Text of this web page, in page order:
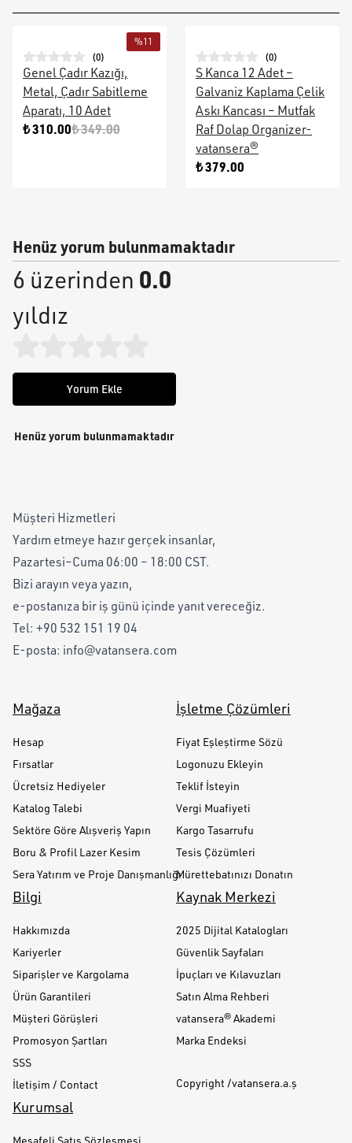
%11
(0)
Genel Çadır Kazığı,
Metal, Çadır Sabitleme
Aparatı, 10 Adet
₺ 310.00₺ 349.00
(0)
S Kanca 12 Adet –
Galvaniz Kaplama Çelik
Askı Kancası – Mutfak
Raf Dolap Organizer-
vatansera®
₺ 379.00
Henüz yorum bulunmamaktadır
6 üzerinden 0.0
yıldız
Yorum Ekle
Henüz yorum bulunmamaktadır
Müşteri Hizmetleri
Yardım etmeye hazır gerçek insanlar,
Pazartesi–Cuma 06:00 – 18:00 CST.
Bizi arayın veya yazın,
e-postanıza bir iş günü içinde yanıt vereceğiz.
Tel: +90 532 151 19 04
E-posta: info@vatansera.com
Mağaza
Hesap
Fırsatlar
Ücretsiz Hediyeler
Katalog Talebi
Sektöre Göre Alışveriş Yapın
Boru & Profil Lazer Kesim
Sera Yatırım ve Proje Danışmanlığı
İşletme Çözümleri
Fiyat Eşleştirme Sözü
Logonuzu Ekleyin
Teklif İsteyin
Vergi Muafiyeti
Kargo Tasarrufu
Tesis Çözümleri
Mürettebatınızı Donatın
Bilgi
Hakkımızda
Kariyerler
Siparişler ve Kargolama
Ürün Garantileri
Müşteri Görüşleri
Promosyon Şartları
SSS
İletişim / Contact
Kaynak Merkezi
2025 Dijital Katalogları
Güvenlik Sayfaları
İpuçları ve Kılavuzları
Satın Alma Rehberi
vatansera® Akademi
Marka Endeksi
Copyright /vatansera.a.ş
Kurumsal
Mesafeli Satış Sözleşmesi